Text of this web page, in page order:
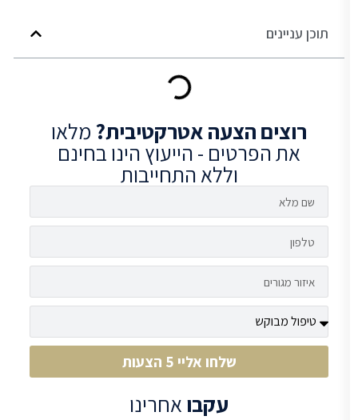
תוכן עניינים
רוציםהצעה אטרקטיבית?מלאו
את הפרטים - הייעוץ הינו בחינם
וללא התחייבות
שלחו אליי 5 הצעות
עקבואחרינו